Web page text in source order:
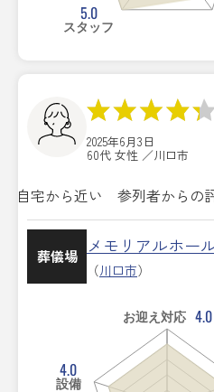
5.0
スタッフ
2025年6月3日
60代 女性 ／川口市
自宅から近い 参列者からの
葬儀場 メモリアルホー
（川口市）
お迎え対応 4.0
4.0
設備